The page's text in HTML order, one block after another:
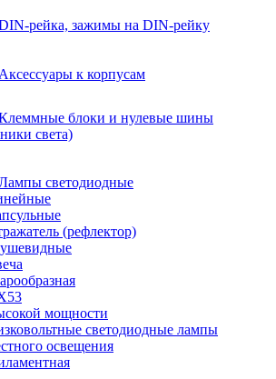
рейка, зажимы на DIN-рейку
Аксессуары к корпусам
блоки и нулевые шины
света)
светодиодные
(рефлектор)
мощности
светодиодные лампы
освещения